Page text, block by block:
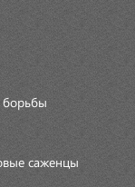
борьбы
саженцы